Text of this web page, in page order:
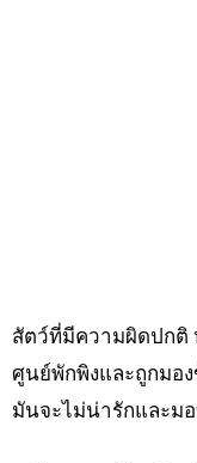
สัตว์ที่มีความผิดปกติ
ศูนย์พักพิงและถูกมอง
มันจะไม่น่ารักและม